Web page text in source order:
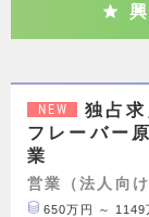
NEW
独占
フレーバー
業
営業（法人向け
650万円 ～ 1149